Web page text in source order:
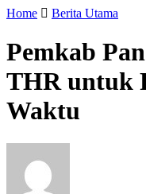
Home Berita Utama
Pemkab
THR untuk
Waktu